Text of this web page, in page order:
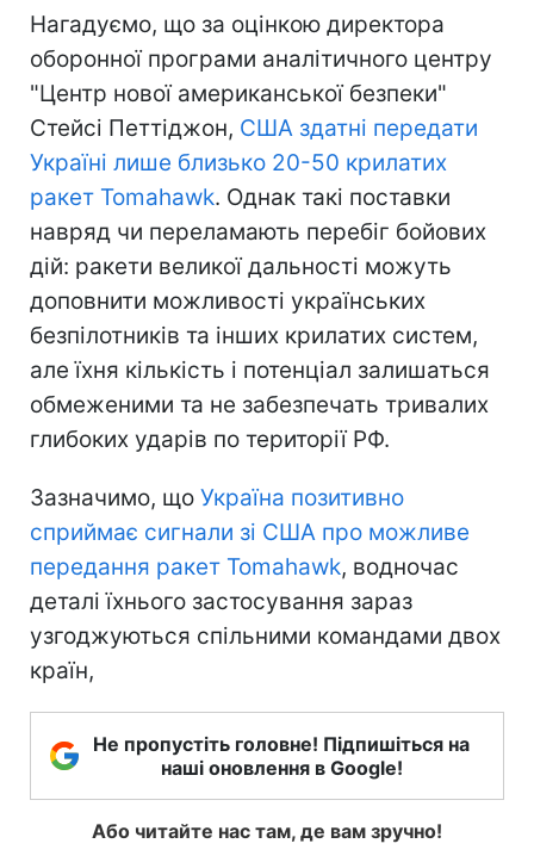
Нагадуємо, що за оцінкою директора
оборонної програми аналітичного центру
"Центр нової американської безпеки"
Стейсі Петтіджон, США здатні передати
Україні лише близько 20-50 крилатих
ракет Tomahawk. Однак такі поставки
навряд чи переламають перебіг бойових
дій: ракети великої дальності можуть
доповнити можливості українських
безпілотників та інших крилатих систем,
але їхня кількість і потенціал залишаться
обмеженими та не забезпечать тривалих
глибоких ударів по території РФ.
Зазначимо, що Україна позитивно
сприймає сигнали зі США про можливе
передання ракет Tomahawk, водночас
деталі їхнього застосування зараз
узгоджуються спільними командами двох
країн,
Не пропустіть головне! Підпишіться на
наші оновлення в Google!
Або читайте нас там, де вам зручно!